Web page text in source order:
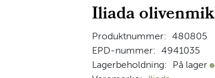
Iliada
Produktnummer:
480805
EPD-nummer:
4941035
Lagerbeholdning:
På lager